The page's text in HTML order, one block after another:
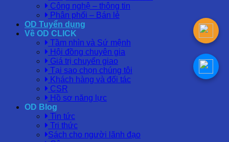
Công nghệ – thông tin
Phân phối – Bán lẻ
OD Tuyển dụng
Về OD CLICK
Tầm nhìn và Sứ mệnh
Hội đồng chuyên gia
Giá trị chuyển giao
Tại sao chọn chúng tôi
Khách hàng và đối tác
CSR
Hồ sơ năng lực
OD Blog
Tin tức
Tri thức
Sách cho người lãnh đạo